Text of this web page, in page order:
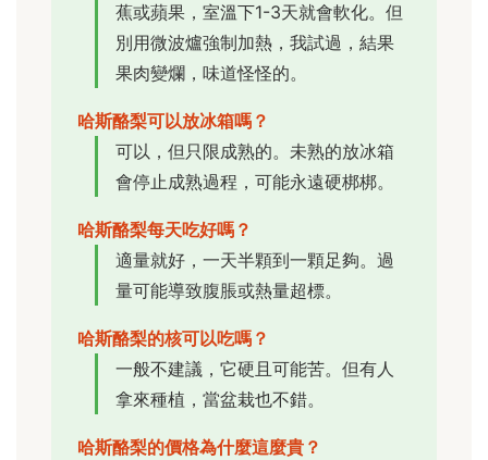
蕉或蘋果，室溫下1-3天就會軟化。但
別用微波爐強制加熱，我試過，結果
果肉變爛，味道怪怪的。
哈斯酪梨可以放冰箱嗎？
可以，但只限成熟的。未熟的放冰箱
會停止成熟過程，可能永遠硬梆梆。
哈斯酪梨每天吃好嗎？
適量就好，一天半顆到一顆足夠。過
量可能導致腹脹或熱量超標。
哈斯酪梨的核可以吃嗎？
一般不建議，它硬且可能苦。但有人
拿來種植，當盆栽也不錯。
哈斯酪梨的價格為什麼這麼貴？